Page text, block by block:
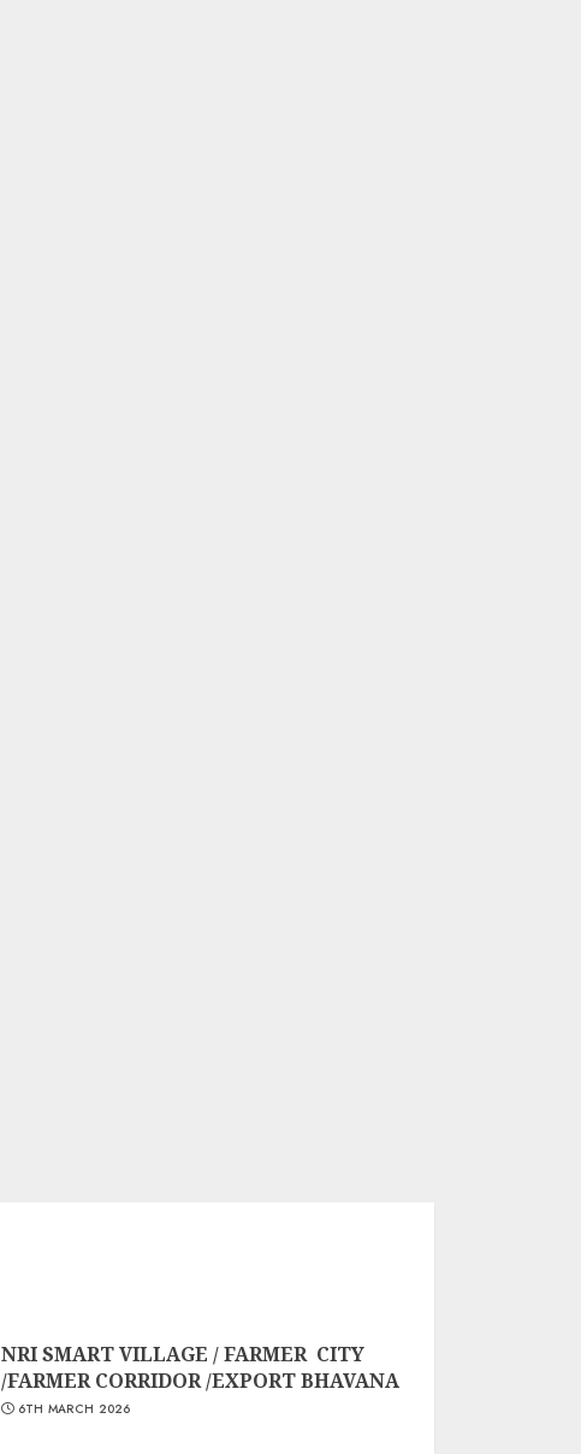
NRI SMART VILLAGE / FARMER CITY
/FARMER CORRIDOR /EXPORT BHAVANA
6TH MARCH 2026